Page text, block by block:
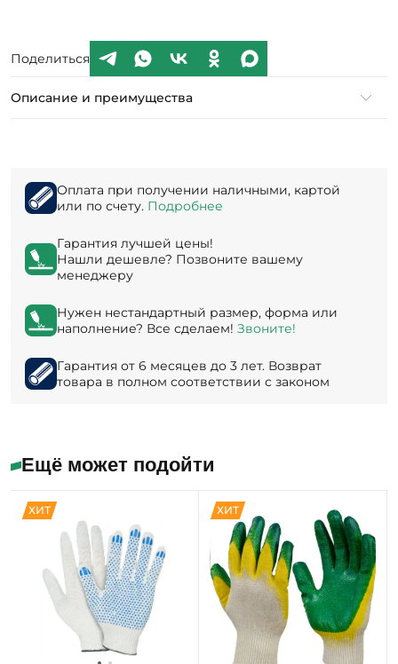
Поделиться
Описание и преимущества
Оплата при получении наличными, картой
или по счету. Подробнее
Гарантия лучшей цены!
Нашли дешевле? Позвоните вашему
менеджеру
Нужен нестандартный размер, форма или
наполнение? Все сделаем! Звоните!
Гарантия от 6 месяцев до 3 лет. Возврат
товара в полном соответствии с законом
Ещё может подойти
ХИТ ХИТ